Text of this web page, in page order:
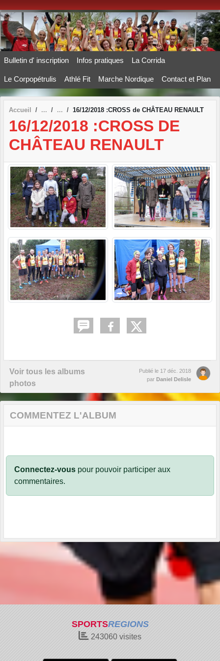
Bulletin d' inscription Infos pratiques La Corrida
Le Corpopétrulis Athlé Fit Marche Nordique Contact et Plan
Accueil 16/12/2018 :CROSS de CHÂTEAU RENAULT
16/12/2018 :CROSS DE
CHÂTEAU RENAULT
Voir tous les albums
photos
Publié le 17 déc. 2018
par Daniel Delisle
COMMENTEZ L'ALBUM
Connectez-vous pour pouvoir participer aux
commentaires.
SPORTSREGIONS
243060 visites